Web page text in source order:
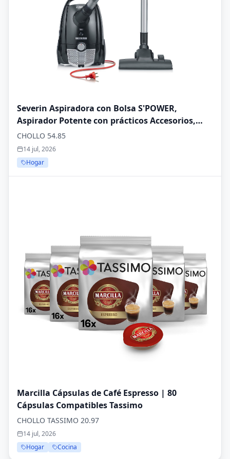
Severin Aspiradora con Bolsa S'POWER,
Aspirador Potente con prácticos Accesorios,
Aspirador silencioso con Ruedas de 360° para
una Gran Movilidad, Negro, BC 7030
CHOLLO 54.85
14 jul, 2026
Hogar
Marcilla Cápsulas de Café Espresso | 80
Cápsulas Compatibles Tassimo
CHOLLO TASSIMO 20.97
14 jul, 2026
Hogar
Cocina